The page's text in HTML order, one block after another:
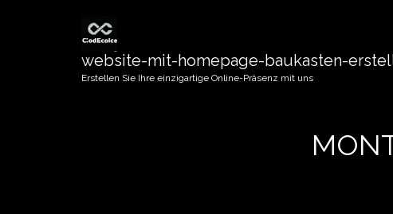
website-mit-homepage-baukasten-
Erstellen Sie Ihre einzigartige Online-Präsenz mit uns